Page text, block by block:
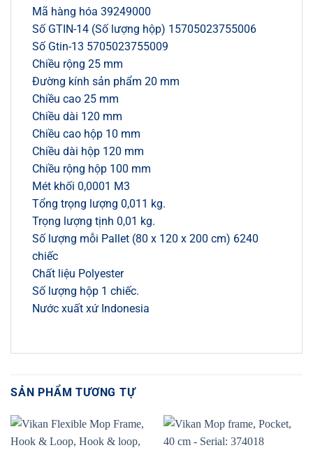
Mã hàng hóa 39249000
Số GTIN-14 (Số lượng hộp) 15705023755006
Số Gtin-13 5705023755009
Chiều rộng 25 mm
Đường kính sản phẩm 20 mm
Chiều cao 25 mm
Chiều dài 120 mm
Chiều cao hộp 10 mm
Chiều dài hộp 120 mm
Chiều rộng hộp 100 mm
Mét khối 0,0001 M3
Tổng trọng lượng 0,011 kg.
Trọng lượng tịnh 0,01 kg.
Số lượng mỗi Pallet (80 x 120 x 200 cm) 6240
chiếc
Chất liệu Polyester
Số lượng hộp 1 chiếc.
Nước xuất xứ Indonesia
SẢN PHẨM TƯƠNG TỰ